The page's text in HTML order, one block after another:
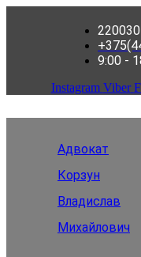
9:00 -
Instagram Viber
Адвокат
Корзун
Владислав
Михайлович